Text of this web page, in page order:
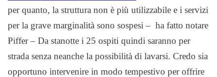
per quanto, la struttura non è più utilizzabile e i servizi
per la grave marginalità sono sospesi – ha fatto notare
Piffer – Da stanotte i 25 ospiti quindi saranno per
strada senza neanche la possibilità di lavarsi. Credo sia
opportuno intervenire in modo tempestivo per offrire